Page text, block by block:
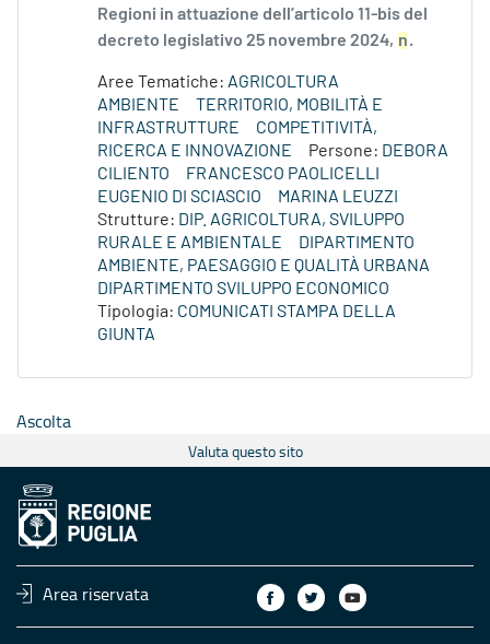
Regioni in attuazione dell’articolo 11-bis del
decreto legislativo 25 novembre 2024, n.
Aree Tematiche: AGRICOLTURA
AMBIENTE
TERRITORIO, MOBILITÀ E
INFRASTRUTTURE
COMPETITIVITÀ,
RICERCA E INNOVAZIONE
Persone: DEBORA
CILIENTO
FRANCESCO PAOLICELLI
EUGENIO DI SCIASCIO
MARINA LEUZZI
Strutture: DIP. AGRICOLTURA, SVILUPPO
RURALE E AMBIENTALE
DIPARTIMENTO
AMBIENTE, PAESAGGIO E QUALITÀ URBANA
DIPARTIMENTO SVILUPPO ECONOMICO
Tipologia: COMUNICATI STAMPA DELLA
GIUNTA
Ascolta
Valuta questo sito
Area riservata